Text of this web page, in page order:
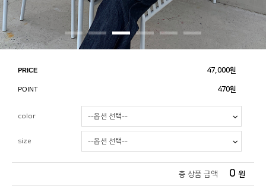
PRICE 47,000원
POINT 470원
color
size
총 상품 금액 0 원